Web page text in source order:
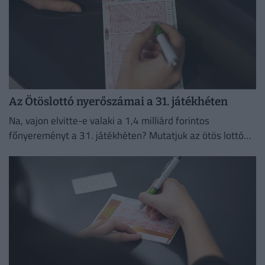
Az Ötöslottó nyerőszámai a 31. játékhéten
Na, vajon elvitte-e valaki a 1,4 milliárd forintos
főnyereményt a 31. játékhéten? Mutatjuk az ötös lottó